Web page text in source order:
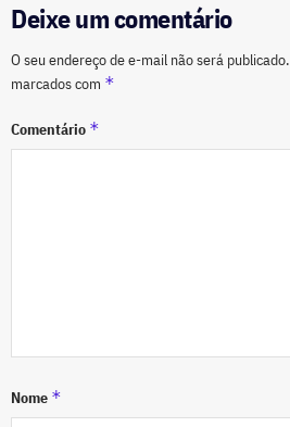
Deixe um comentário
O seu endereço de e-mail não será publicado.
marcados com *
Comentário *
Nome *